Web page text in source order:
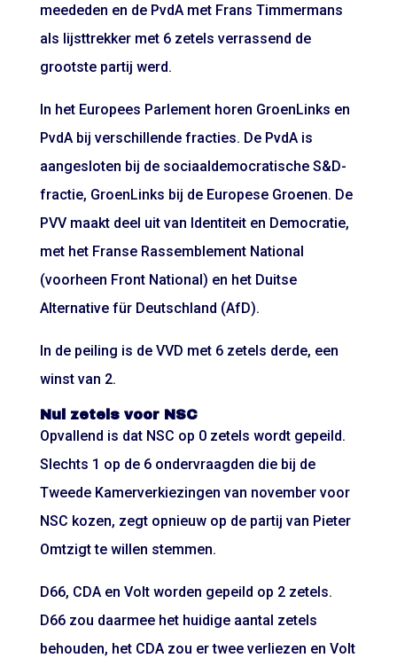
meededen en de PvdA met Frans Timmermans
als lijsttrekker met 6 zetels verrassend de
grootste partij werd.
In het Europees Parlement horen GroenLinks en
PvdA bij verschillende fracties. De PvdA is
aangesloten bij de sociaaldemocratische S&D-
fractie, GroenLinks bij de Europese Groenen. De
PVV maakt deel uit van Identiteit en Democratie,
met het Franse Rassemblement National
(voorheen Front National) en het Duitse
Alternative für Deutschland (AfD).
In de peiling is de VVD met 6 zetels derde, een
winst van 2.
Nul zetels voor NSC
Opvallend is dat NSC op 0 zetels wordt gepeild.
Slechts 1 op de 6 ondervraagden die bij de
Tweede Kamerverkiezingen van november voor
NSC kozen, zegt opnieuw op de partij van Pieter
Omtzigt te willen stemmen.
D66, CDA en Volt worden gepeild op 2 zetels.
D66 zou daarmee het huidige aantal zetels
behouden, het CDA zou er twee verliezen en Volt